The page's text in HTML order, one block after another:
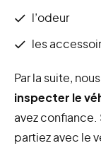
l’odeur
les
Par la suite,
inspecter le
avez confiance.
partiez avec le